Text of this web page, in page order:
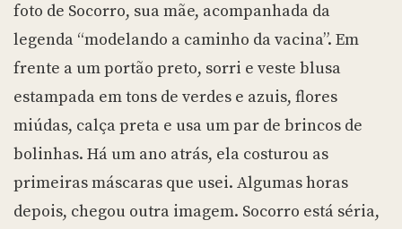
foto de Socorro, sua mãe, acompanhada da
legenda “modelando a caminho da vacina”. Em
frente a um portão preto, sorri e veste blusa
estampada em tons de verdes e azuis, flores
miúdas, calça preta e usa um par de brincos de
bolinhas. Há um ano atrás, ela costurou as
primeiras máscaras que usei. Algumas horas
depois, chegou outra imagem. Socorro está séria,